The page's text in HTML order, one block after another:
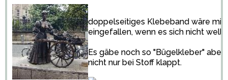
doppelseitiges Klebeband wäre mir
eingefallen, wenn es sich nicht
Es gäbe noch so "Bügelkleber" aber
nicht nur bei Stoff klappt.